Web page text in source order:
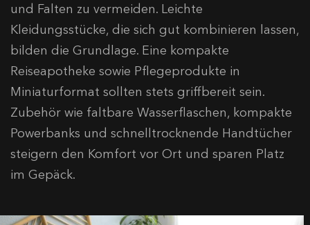
und Falten zu vermeiden. Leichte
Kleidungsstücke, die sich gut kombinieren lassen,
bilden die Grundlage. Eine kompakte
Reiseapotheke sowie Pflegeprodukte in
Miniaturformat sollten stets griffbereit sein.
Zubehör wie faltbare Wasserflaschen, kompakte
Powerbanks und schnelltrocknende Handtücher
steigern den Komfort vor Ort und sparen Platz
im Gepäck.